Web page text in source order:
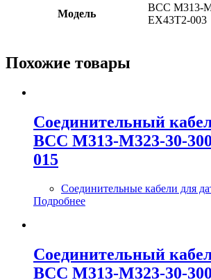
Модель
BCC M313-
EX43T2-003
Похожие товары
Соединительный
BCC M313-M323-30-
015
Соединительные кабели для
Подробнее
Соединительный
BCC M313-M323-30-